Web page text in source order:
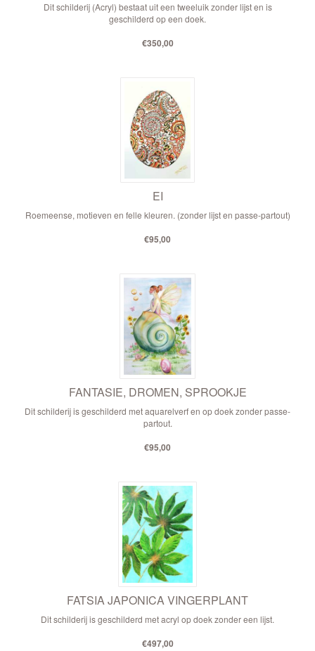
Dit schilderij (Acryl) bestaat uit een tweeluik zonder lijst en is
geschilderd op een doek.
€350,00
EI
Roemeense, motieven en felle kleuren. (zonder lijst en passe-partout)
€95,00
FANTASIE, DROMEN, SPROOKJE
Dit schilderij is geschilderd met aquarelverf en op doek zonder passe-
partout.
€95,00
FATSIA JAPONICA VINGERPLANT
Dit schilderij is geschilderd met acryl op doek zonder een lijst.
€497,00